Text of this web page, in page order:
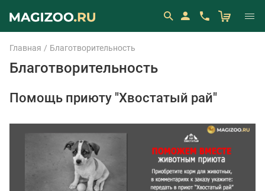
Главная Благотворительность
Благотворительность
Помощь приюту "Хвостатый рай"